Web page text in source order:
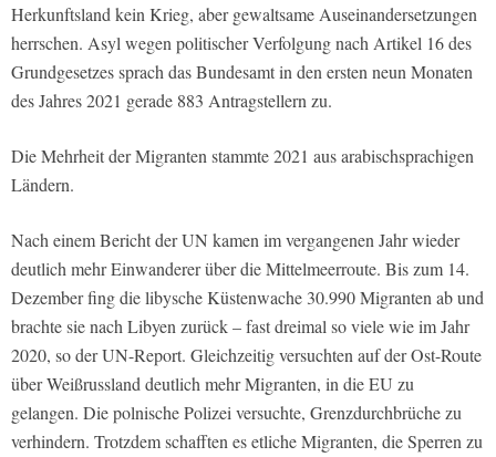
Herkunftsland kein Krieg, aber gewaltsame Auseinandersetzungen
herrschen. Asyl wegen politischer Verfolgung nach Artikel 16 des
Grundgesetzes sprach das Bundesamt in den ersten neun Monaten
des Jahres 2021 gerade 883 Antragstellern zu.
Die Mehrheit der Migranten stammte 2021 aus arabischsprachigen
Ländern.
Nach einem Bericht der UN kamen im vergangenen Jahr wieder
deutlich mehr Einwanderer über die Mittelmeerroute. Bis zum 14.
Dezember fing die libysche Küstenwache 30.990 Migranten ab und
brachte sie nach Libyen zurück – fast dreimal so viele wie im Jahr
2020, so der UN-Report. Gleichzeitig versuchten auf der Ost-Route
über Weißrussland deutlich mehr Migranten, in die EU zu
gelangen. Die polnische Polizei versuchte, Grenzdurchbrüche zu
verhindern. Trotzdem schafften es etliche Migranten, die Sperren zu